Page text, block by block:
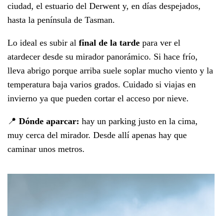
ciudad, el estuario del Derwent y, en días despejados,
hasta la península de Tasman.
Lo ideal es subir al final de la tarde para ver el
atardecer desde su mirador panorámico. Si hace frío,
lleva abrigo porque arriba suele soplar mucho viento y la
temperatura baja varios grados. Cuidado si viajas en
invierno ya que pueden cortar el acceso por nieve.
📍 Dónde aparcar: hay un parking justo en la cima,
muy cerca del mirador. Desde allí apenas hay que
caminar unos metros.